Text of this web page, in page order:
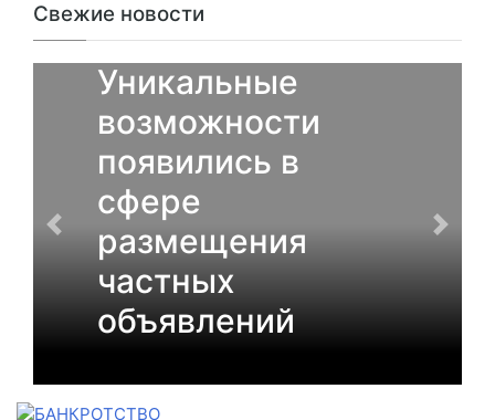
Свежие новости
От партнеров
Уникальные
возможности
появились в
сфере
размещения
частных
объявлений